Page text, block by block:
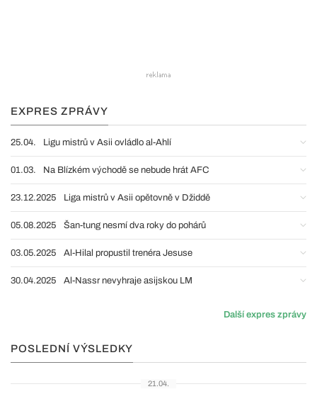
EXPRES ZPRÁVY
25.04. Ligu mistrů v Asii ovládlo al-Ahlí
01.03. Na Blízkém východě se nebude hrát AFC
23.12.2025 Liga mistrů v Asii opětovně v Džiddě
05.08.2025 Šan-tung nesmí dva roky do pohárů
03.05.2025 Al-Hilal propustil trenéra Jesuse
30.04.2025 Al-Nassr nevyhraje asijskou LM
Další expres zprávy
POSLEDNÍ VÝSLEDKY
21.04.